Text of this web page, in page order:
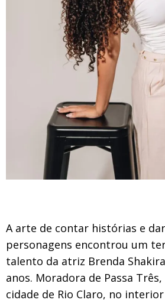
A arte de contar histórias e
personagens encontrou um
talento da atriz Brenda
anos. Moradora de Passa
cidade de Rio Claro, no